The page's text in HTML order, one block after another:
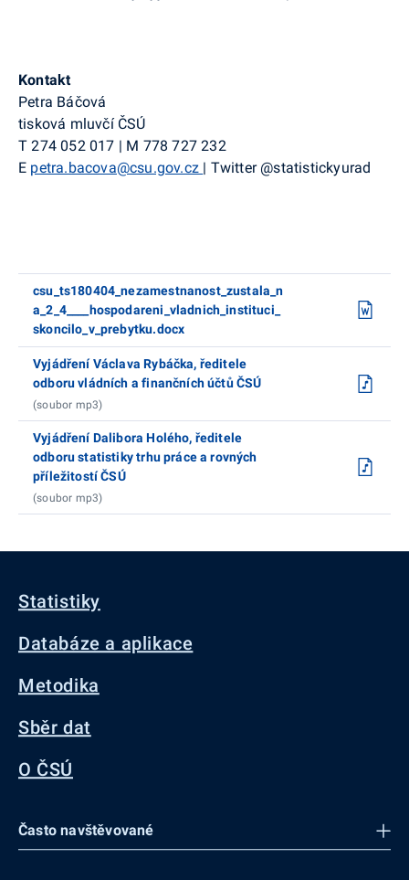
Kontakt
Petra Báčová
tisková mluvčí ČSÚ
T 274 052 017 | M 778 727 232
E petra.bacova@csu.gov.cz | Twitter@statistickyurad
csu_ts180404_nezamestnanost_zustala_n
a_2_4____hospodareni_vladnich_instituci_
skoncilo_v_prebytku.docx
Vyjádření Václava Rybáčka, ředitele
odboru vládních a finančních účtů ČSÚ
(soubor mp3)
Vyjádření Dalibora Holého, ředitele
odboru statistiky trhu práce a rovných
příležitostí ČSÚ
(soubor mp3)
Statistiky
Databáze a aplikace
Metodika
Sběr dat
O ČSÚ
Často navštěvované